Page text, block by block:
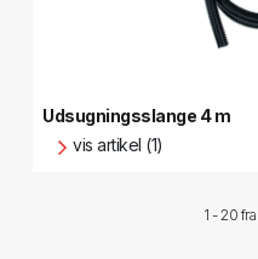
Udsugningsslange 4 m
vis artikel (1)
1 - 20 fra